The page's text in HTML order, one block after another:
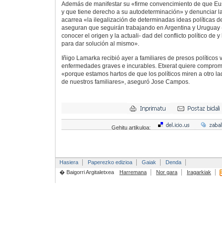
Además de manifestar su «firme convencimiento de que
y que tiene derecho a su autodeterminación» y denunciar
acarrea «la ilegalización de determinadas ideas políticas
aseguran que seguirán trabajando en Argentina y Uruguay
conocer el origen y la actuali- dad del conflicto político de
para dar solución al mismo».
Iñigo Lamarka recibió ayer a familiares de presos políticos
enfermedades graves e incurables. Etxerat quiere
«porque estamos hartos de que los políticos miren a otro
de nuestros familiares», aseguró Jose Campos.
Gehitu artikuloa:
Hasiera Paperezko edizioa Gaiak
Denda
� Baigorri Argitaletxea
Harremana Nor gara Iragarkiak